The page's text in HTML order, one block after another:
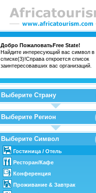
Добро ПожаловатьFree State!
Найдите интересующий вас символ в
списке(3)!Справа откроется список
заинтересовавших вас организаций.
Выберите Страну
Выберите Регион
Выберите Символ
Гостиница / Отель
Ресторан/Кафе
Конференция
Проживание & Завтрак